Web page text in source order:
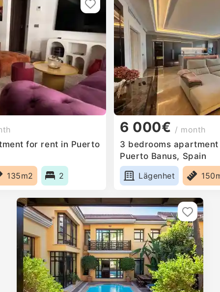
for rent in Puerto
135m2 2
6 000€ / month
3 bedrooms
Puerto Banus, Spain
Lägenhet